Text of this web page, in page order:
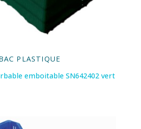
PLASTIQUE
emboitable SN642402 vert